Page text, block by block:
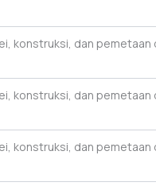
konstruksi, dan pemetaan
konstruksi, dan pemetaan
konstruksi, dan pemetaan